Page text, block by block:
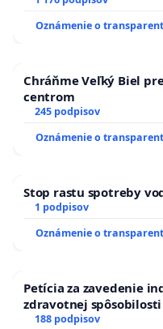
Oznámenie o
Chráňme Veľký Biel
centrom
245 podpisov
Oznámenie o
Stop rastu spotreby
1 podpisov
Oznámenie o
Petícia za zavedenie
zdravotnej
pri prijímaní do
188 podpisov